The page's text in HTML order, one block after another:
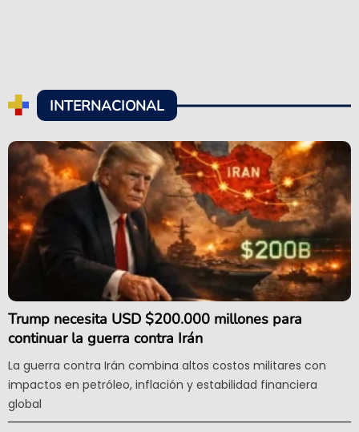
INTERNACIONAL
Trump necesita USD $200.000 millones para
continuar la guerra contra Irán
La guerra contra Irán combina altos costos militares con
impactos en petróleo, inflación y estabilidad financiera
global